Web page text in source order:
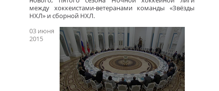
между хоккеистами-ветеранами команды «Звёзды
НХЛ» и сборной НХЛ.
03 июня
2015